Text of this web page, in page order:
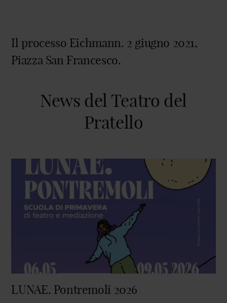
Il processo Eichmann. 2 giugno 2021,
Piazza San Francesco.
News del Teatro del
Pratello
LUNAE. Pontremoli 2026